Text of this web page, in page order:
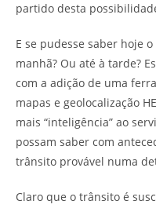
partido desta
E se pudesse saber hoje
manhã? Ou até à tarde?
com a adição de uma
mapas e geolocalização
mais “inteligência” ao
possam saber com
trânsito provável numa
Claro que o trânsito é